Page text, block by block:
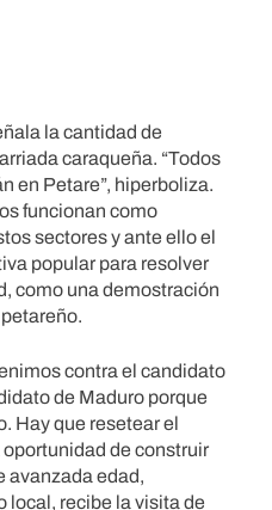
la cantidad de
caraqueña. “Todos
en Petare”, hiperboliza.
funcionan como
sectores y ante ello el
popular para resolver
como una demostración
contra el candidato
de Maduro porque
Hay que resetear el
de construir
avanzada edad,
local, recibe la visita de